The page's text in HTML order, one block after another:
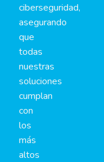
ciberseguridad,
asegurando
que
todas
nuestras
soluciones
cumplan
con
los
más
altos